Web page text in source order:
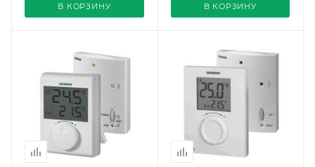
В КОРЗИНУ В КОРЗИНУ